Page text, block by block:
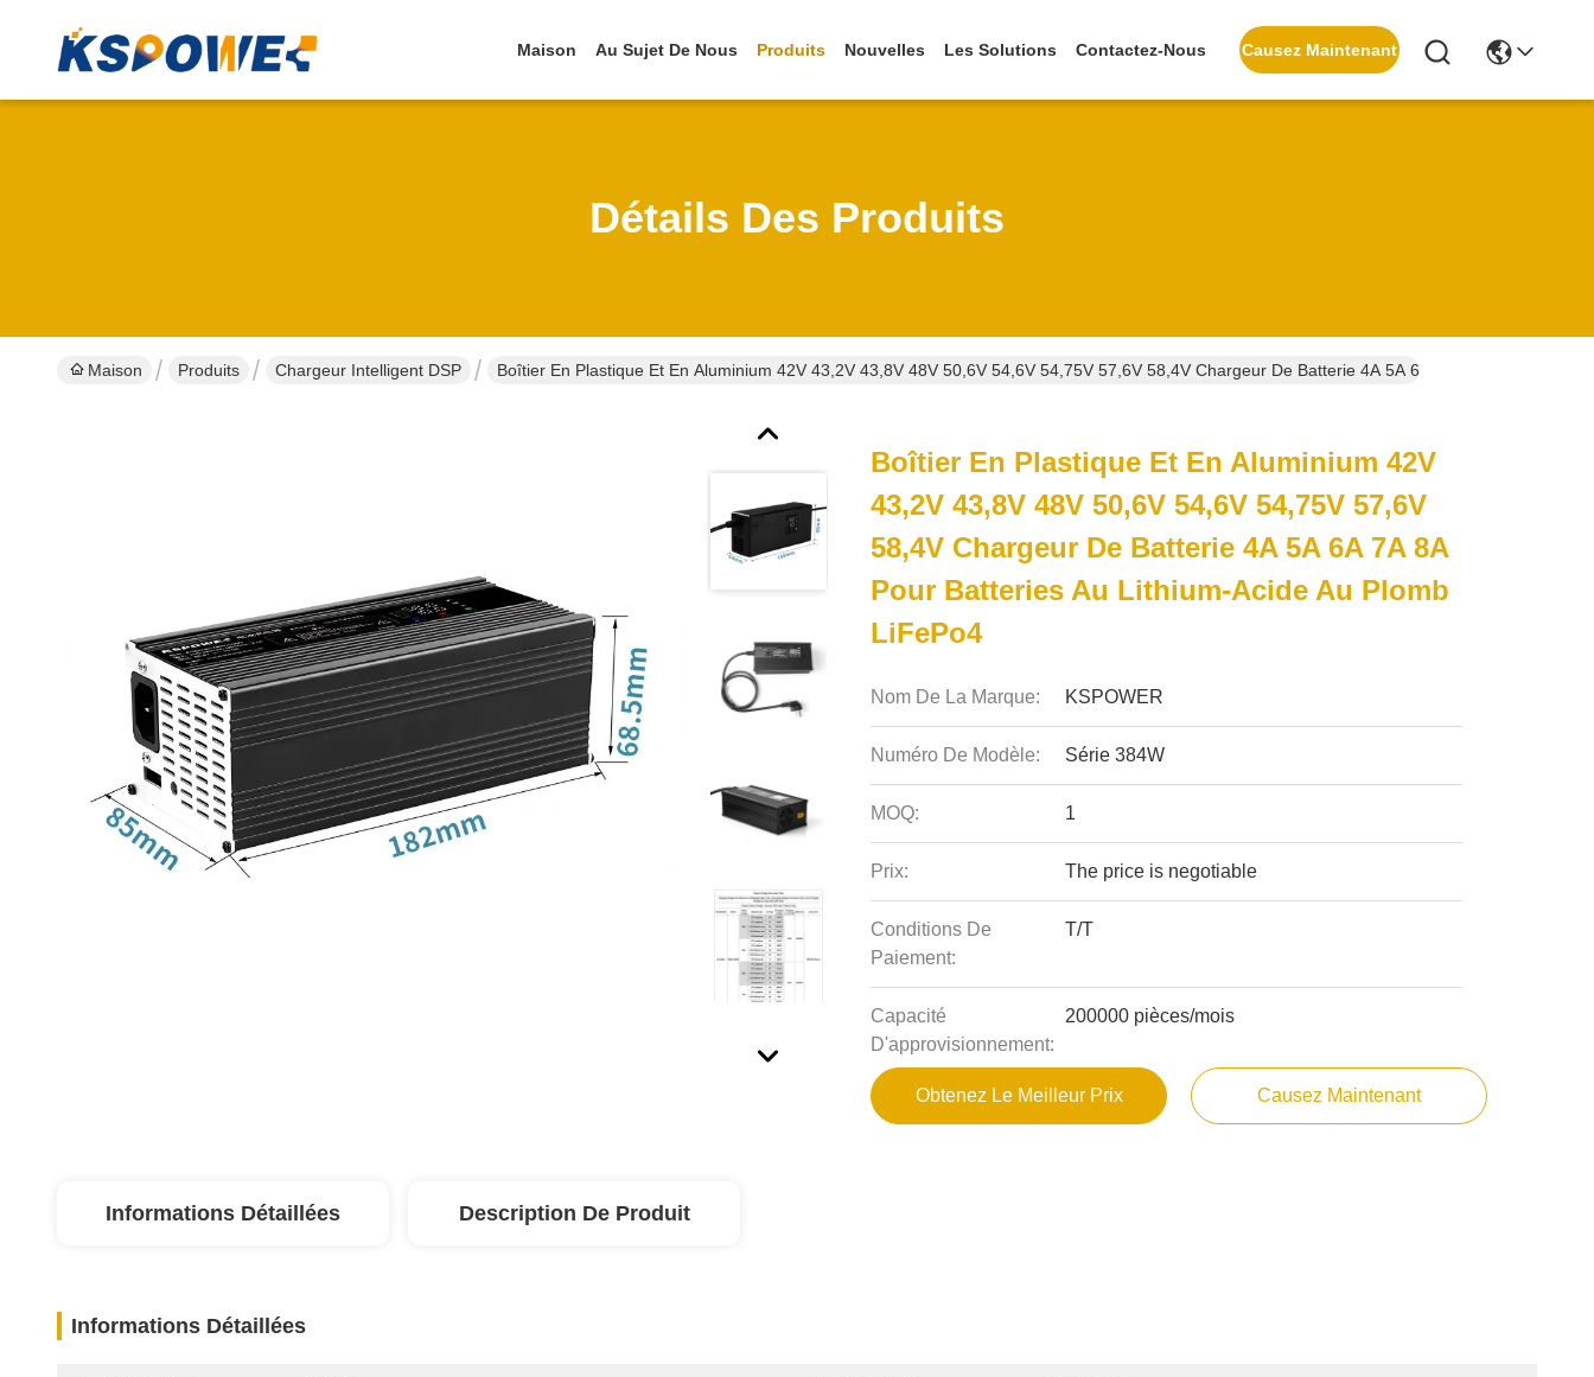
Maison Au Sujet De Nous Produits Nouvelles Les Solutions Contactez-Nous Causez Maintenant
Détails Des Produits
Maison Produits Chargeur Intelligent DSP Boîtier En Plastique Et En Aluminium 42V 43,2V 43,8V 48V 50,6V 54,6V 54,75V 57,6V 58,4V Chargeur De Batterie 4A 5A 6A 7A 8A Pour
Boîtier En Plastique Et En Aluminium 42V
43,2V 43,8V 48V 50,6V 54,6V 54,75V 57,6V
58,4V Chargeur De Batterie 4A 5A 6A 7A 8A
Pour Batteries Au Lithium-Acide Au Plomb
LiFePo4
Nom De La Marque: KSPOWER
Numéro De Modèle: Série 384W
MOQ: 1
Prix: The price is negotiable
Conditions De
Paiement:
T/T
Capacité
D'approvisionnement:
200000 pièces/mois
Obtenez Le Meilleur Prix Causez Maintenant
Informations Détaillées Description De Produit
Informations Détaillées